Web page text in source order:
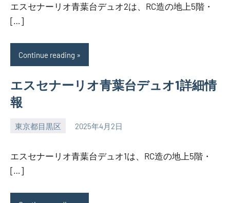
エスセナーリオ青葉台デュオ2は、RC造の地上5階・
[…]
Continue reading
エスセナーリオ青葉台デュオ1詳細情
報
東京都目黒区 2025年4月2日
SEZIMO
エスセナーリオ青葉台デュオ1は、RC造の地上5階・
[…]